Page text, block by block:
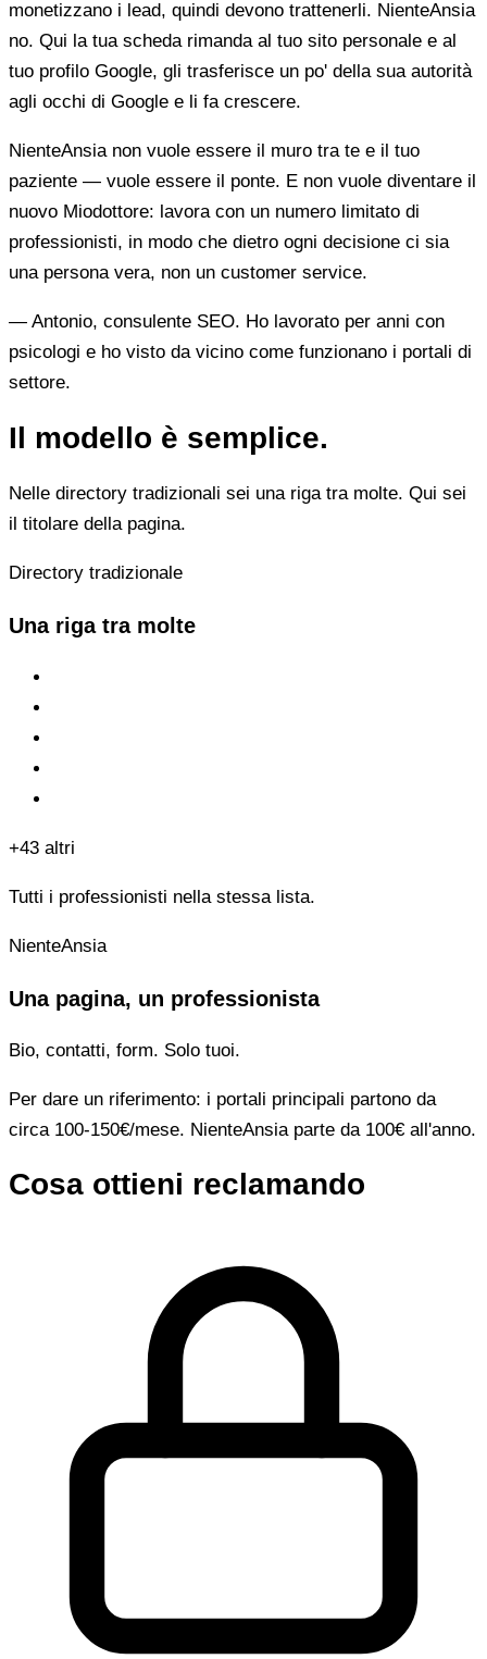
monetizzano i lead, quindi devono trattenerli. NienteAnsia
no. Qui la tua scheda rimanda al tuo sito personale e al
tuo profilo Google, gli trasferisce un po' della sua autorità
agli occhi di Google e li fa crescere.
NienteAnsia non vuole essere il muro tra te e il tuo
paziente — vuole essere il ponte. E non vuole diventare il
nuovo Miodottore: lavora con un numero limitato di
professionisti, in modo che dietro ogni decisione ci sia
una persona vera, non un customer service.
— Antonio, consulente SEO. Ho lavorato per anni con
psicologi e ho visto da vicino come funzionano i portali di
settore.
Il modello è semplice.
Nelle directory tradizionali sei una riga tra molte. Qui sei
il titolare della pagina.
Directory tradizionale
Una riga tra molte
+43 altri
Tutti i professionisti nella stessa lista.
NienteAnsia
Una pagina, un professionista
Bio, contatti, form. Solo tuoi.
Per dare un riferimento: i portali principali partono da
circa 100-150€/mese. NienteAnsia parte da 100€ all'anno.
Cosa ottieni reclamando